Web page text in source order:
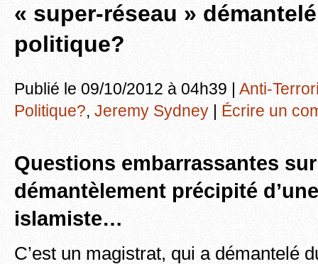
« super-réseau »
politique?
Publié le 09/10/2012 à 04h39 | Anti-
Politique?, Jeremy Sydney | Écrire un
Questions embarrassantes
démantèlement précipité
islamiste…
C’est un magistrat, qui a démantelé